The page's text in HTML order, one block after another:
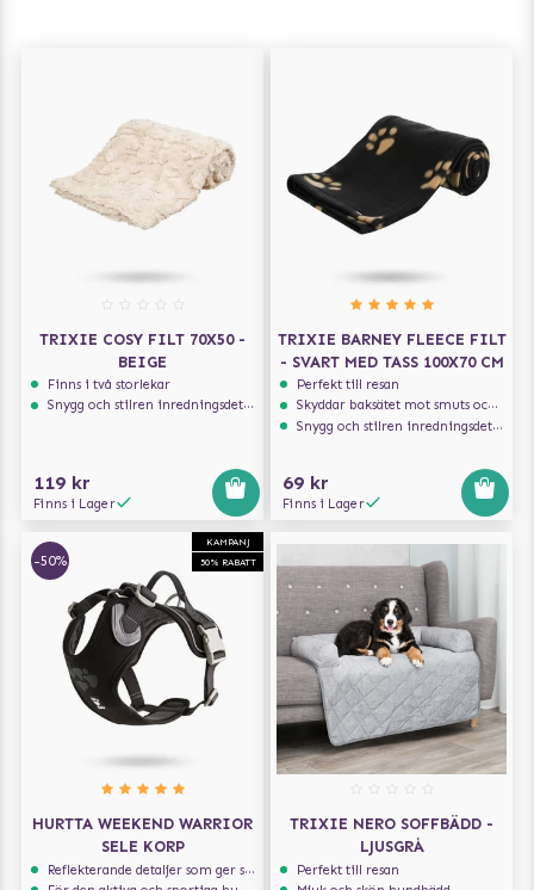
TRIXIE COSY FILT 70X50 -
BEIGE
Finns i två storlekar
Snygg och stilren inredningsdetalj
119 kr
Finns i Lager
TRIXIE BARNEY FLEECE FILT
- SVART MED TASS 100X70 CM
Perfekt till resan
Skyddar baksätet mot smuts och päls
Snygg och stilren inredningsdetalj
69 kr
Finns i Lager
KAMPANJ
50% RABATT
-50%
HURTTA WEEKEND WARRIOR
SELE KORP
Reflekterande detaljer som ger synlighet i svagt ljus
TRIXIE NERO SOFFBÄDD -
LJUSGRÅ
Perfekt till resan